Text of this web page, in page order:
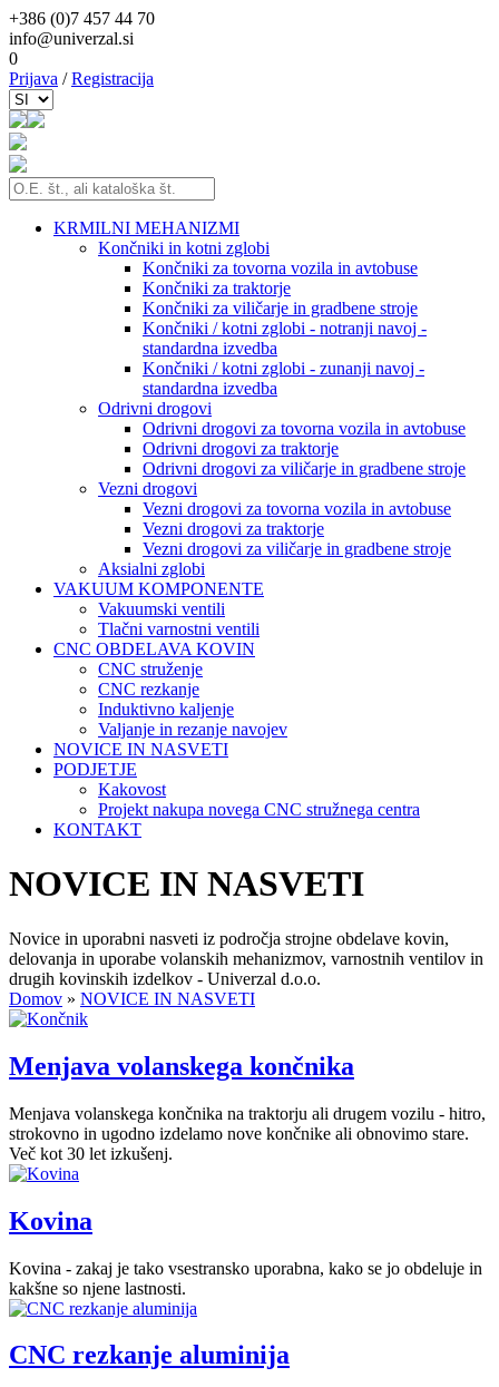
+386 (0)7 457 44 70
info@univerzal.si
0
Prijava /Registracija
KRMILNI MEHANIZMI
Končniki in kotni zglobi
Končniki za tovorna vozila in avtobuse
Končniki za traktorje
Končniki za viličarje in gradbene stroje
Končniki / kotni zglobi - notranji navoj -
standardna izvedba
Končniki / kotni zglobi - zunanji navoj -
standardna izvedba
Odrivni drogovi
Odrivni drogovi za tovorna vozila in avtobuse
Odrivni drogovi za traktorje
Odrivni drogovi za viličarje in gradbene stroje
Vezni drogovi
Vezni drogovi za tovorna vozila in avtobuse
Vezni drogovi za traktorje
Vezni drogovi za viličarje in gradbene stroje
Aksialni zglobi
VAKUUM KOMPONENTE
Vakuumski ventili
Tlačni varnostni ventili
CNC OBDELAVA KOVIN
CNC struženje
CNC rezkanje
Induktivno kaljenje
Valjanje in rezanje navojev
NOVICE IN NASVETI
PODJETJE
Kakovost
Projekt nakupa novega CNC stružnega centra
KONTAKT
NOVICE IN NASVETI
Novice in uporabni nasveti iz področja strojne obdelave kovin,
delovanja in uporabe volanskih mehanizmov, varnostnih ventilov in
drugih kovinskih izdelkov - Univerzal d.o.o.
Domov » NOVICE IN NASVETI
Menjava volanskega končnika
Menjava volanskega končnika na traktorju ali drugem vozilu - hitro,
strokovno in ugodno izdelamo nove končnike ali obnovimo stare.
Več kot 30 let izkušenj.
Kovina
Kovina - zakaj je tako vsestransko uporabna, kako se jo obdeluje in
kakšne so njene lastnosti.
CNC rezkanje aluminija